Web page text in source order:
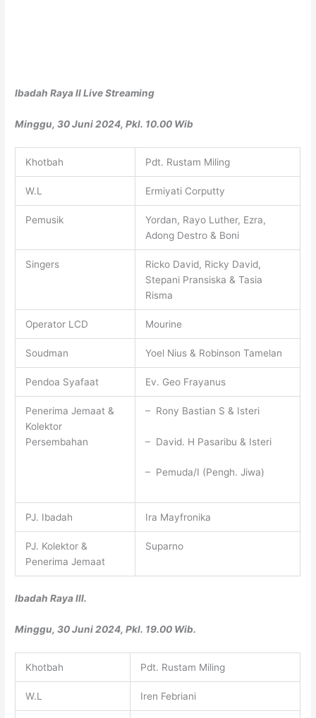
Ibadah Raya II Live Streaming
Minggu, 30 Juni 2024, Pkl. 10.00 Wib
Khotbah Pdt. Rustam Miling
W.L Ermiyati Corputty
Pemusik
Yordan, Rayo Luther, Ezra,
Adong Destro & Boni
Singers
Ricko David, Ricky David,
Stepani Pransiska & Tasia
Risma
Operator LCD Mourine
Soudman Yoel Nius & Robinson Tamelan
Pendoa Syafaat Ev. Geo Frayanus
Penerima Jemaat &
Kolektor
Persembahan
– Rony Bastian S & Isteri
– David. H Pasaribu & Isteri
– Pemuda/I (Pengh. Jiwa)
PJ. Ibadah Ira Mayfronika
PJ. Kolektor &
Penerima Jemaat
Suparno
Ibadah Raya III.
Minggu, 30 Juni 2024, Pkl. 19.00 Wib.
Khotbah Pdt. Rustam Miling
W.L Iren Febriani